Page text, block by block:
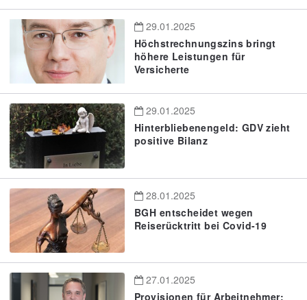
29.01.2025
Höchstrechnungszins bringt
höhere Leistungen für
Versicherte
29.01.2025
Hinterbliebenengeld: GDV zieht
positive Bilanz
28.01.2025
BGH entscheidet wegen
Reiserücktritt bei Covid-19
27.01.2025
Provisionen für Arbeitnehmer: